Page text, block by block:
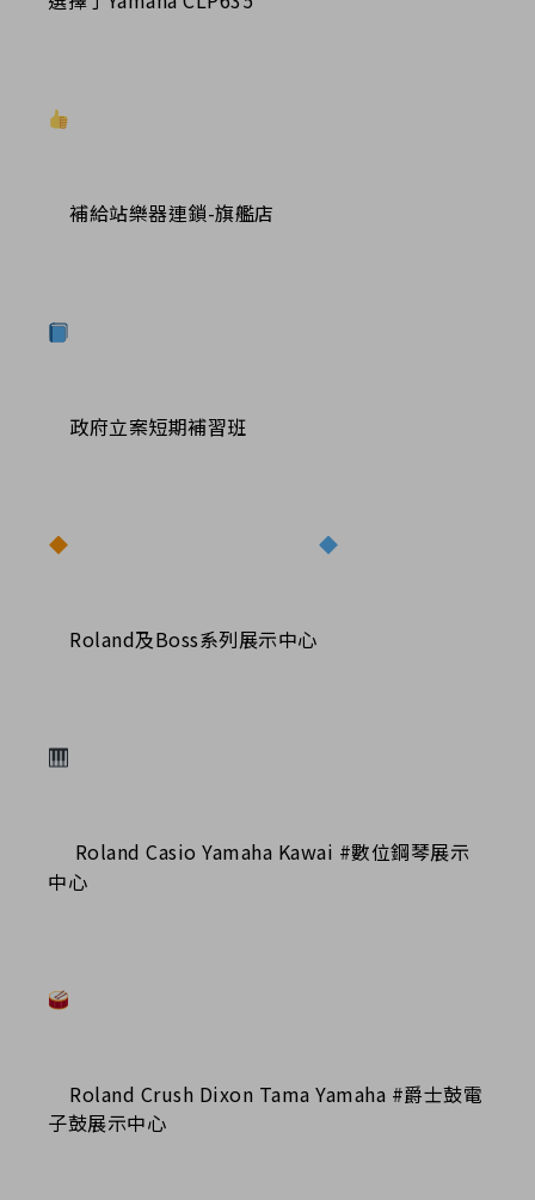
補給站樂器連鎖-旗艦店
政府立案短期補習班
Roland及Boss系列展示中心
Roland Casio Yamaha Kawai #數位鋼琴展示
中心
Roland Crush Dixon Tama Yamaha #爵士鼓電
子鼓展示中心